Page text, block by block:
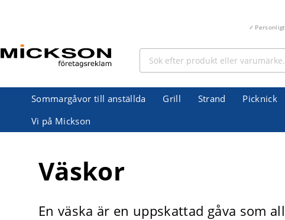
Sommargåvor till anställda Grill Strand Picknick
Vi på Mickson
Väskor
En väska är en uppskattad gåva som